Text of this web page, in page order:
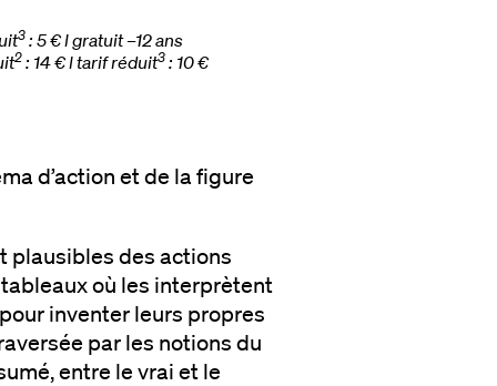
3: 5 € l gratuit –12 ans
2: 14 € l tarif réduit3: 10 €
d’action et de la figure
plausibles des actions
où les interprètent
inventer leurs propres
par les notions du
entre le vrai et le